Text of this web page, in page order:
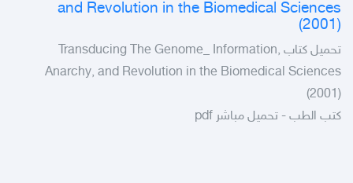
and Revolution in the Biomedical Sciences
(2001)
تحميل كتاب Transducing The Genome_ Information,
Anarchy, and Revolution in the Biomedical Sciences
(2001)
كتب الطب - تحميل مباشر pdf